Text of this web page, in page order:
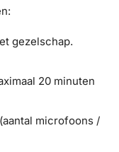
gezelschap.
20 minuten
microfoons /